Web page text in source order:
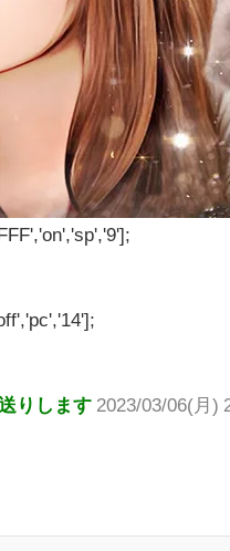
りします 2023/03/06(月)